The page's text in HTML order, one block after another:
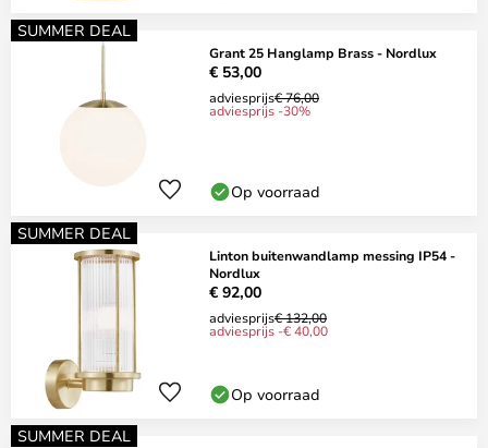
SUMMER DEAL
Grant 25 Hanglamp Brass - Nordlux
€ 53,00
adviesprijs€ 76,00
adviesprijs -30%
Op voorraad
SUMMER DEAL
Linton buitenwandlamp messing IP54 -
Nordlux
€ 92,00
adviesprijs€ 132,00
adviesprijs -€ 40,00
Op voorraad
SUMMER DEAL